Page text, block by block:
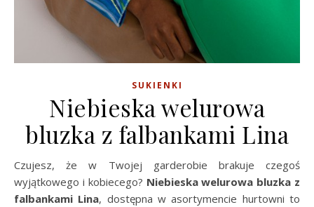
SUKIENKI
Niebieska welurowa
bluzka z falbankami Lina
Czujesz, że w Twojej garderobie brakuje czegoś
wyjątkowego i kobiecego? Niebieska welurowa bluzka z
falbankami Lina, dostępna w asortymencie hurtowni to